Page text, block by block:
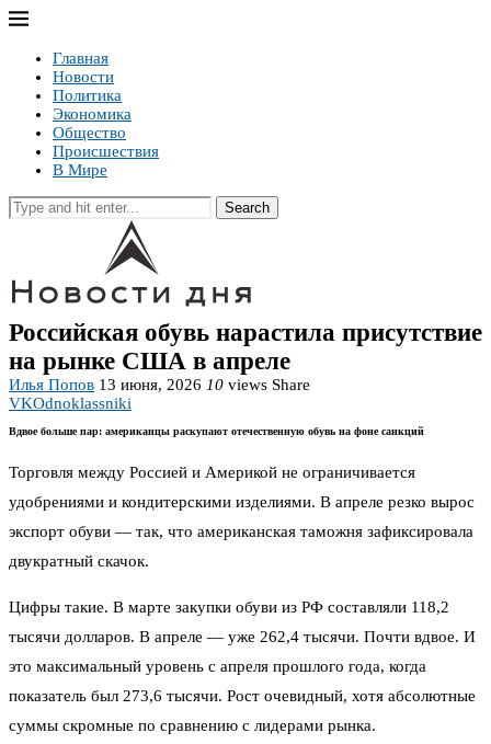
Главная
Новости
Политика
Экономика
Общество
Происшествия
В Мире
Search
Российская обувь нарастила присутствие
на рынке США в апреле
Илья Попов 13 июня, 2026 10 views Share
VKOdnoklassniki
Вдвое больше пар: американцы раскупают отечественную обувь на фоне санкций
Торговля между Россией и Америкой не ограничивается
удобрениями и кондитерскими изделиями. В апреле резко вырос
экспорт обуви — так, что американская таможня зафиксировала
двукратный скачок.
Цифры такие. В марте закупки обуви из РФ составляли 118,2
тысячи долларов. В апреле — уже 262,4 тысячи. Почти вдвое. И
это максимальный уровень с апреля прошлого года, когда
показатель был 273,6 тысячи. Рост очевидный, хотя абсолютные
суммы скромные по сравнению с лидерами рынка.